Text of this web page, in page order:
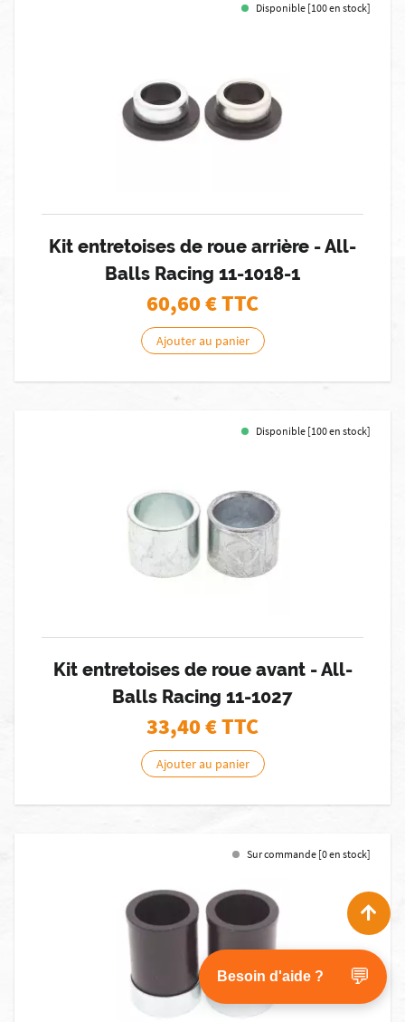
Disponible [100 en stock]
Kit entretoises de roue arrière - All-
Balls Racing 11-1018-1
60,60€ TTC
Ajouter au panier
Disponible [100 en stock]
Kit entretoises de roue avant - All-
Balls Racing 11-1027
33,40€ TTC
Ajouter au panier
Sur commande [0 en stock]
Besoin d'aide ? 💬